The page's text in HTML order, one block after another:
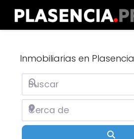
Inmobiliarias en Plasencia
Buscar
Cerca de